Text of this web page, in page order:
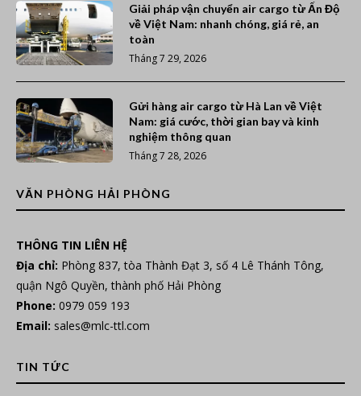
Giải pháp vận chuyển air cargo từ Ấn Độ
về Việt Nam: nhanh chóng, giá rẻ, an
toàn
Tháng 7 29, 2026
Gửi hàng air cargo từ Hà Lan về Việt
Nam: giá cước, thời gian bay và kinh
nghiệm thông quan
Tháng 7 28, 2026
VĂN PHÒNG HẢI PHÒNG
THÔNG TIN LIÊN HỆ
Địa chỉ: Phòng 837, tòa Thành Đạt 3, số 4 Lê Thánh Tông,
quận Ngô Quyền, thành phố Hải Phòng
Phone: 0979 059 193
Email: sales@mlc-ttl.com
TIN TỨC